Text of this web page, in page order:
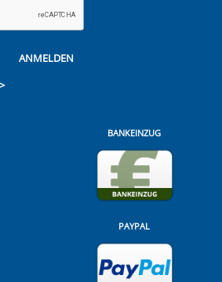
ANMELDEN
BANKEINZUG
PAYPAL